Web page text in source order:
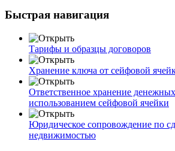
Быстрая навигация
Тарифы и образцы договоров
Хранение ключа от сейфовой
Ответственное хранение
использованием сейфовой ячейки
Юридическое сопровождение по
недвижимостью